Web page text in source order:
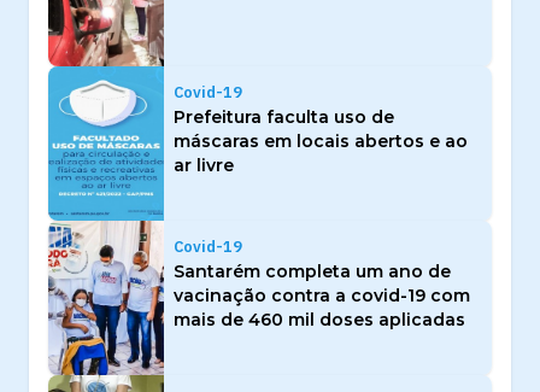
Covid-19
Prefeitura faculta uso de
máscaras em locais abertos e ao
ar livre
Covid-19
Santarém completa um ano de
vacinação contra a covid-19 com
mais de 460 mil doses aplicadas